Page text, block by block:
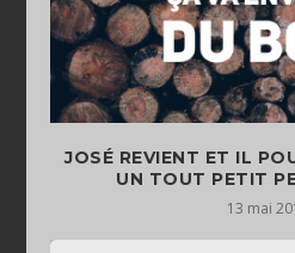
JOSÉ REVIENT ET IL
13 mai